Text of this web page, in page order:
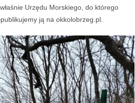
Urzędu Morskiego, do którego
ją na okkolobrzeg.pl.